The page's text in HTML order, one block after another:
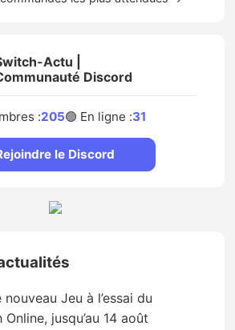
Actu |
Discord
:205🟢 En ligne :31
le Discord
Jeu à l’essai du
jusqu’au 14 août